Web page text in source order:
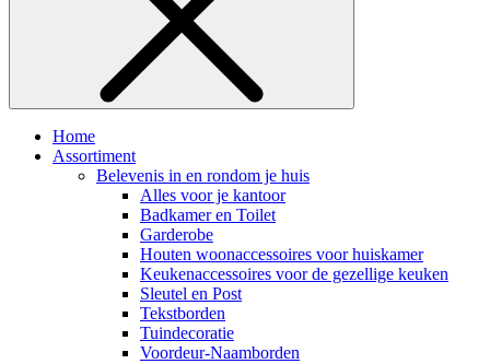
Home
Assortiment
Belevenis in en rondom je huis
Alles voor je kantoor
Badkamer en Toilet
Garderobe
Houten woonaccessoires voor huiskamer
Keukenaccessoires voor de gezellige keuken
Sleutel en Post
Tekstborden
Tuindecoratie
Voordeur-Naamborden